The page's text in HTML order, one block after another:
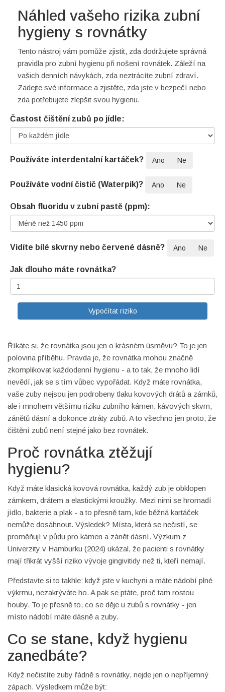
Náhled vašeho rizika zubní
hygieny s rovnátky
Tento nástroj vám pomůže zjistit, zda dodržujete správná
pravidla pro zubní hygienu při nošení rovnátek. Záleží na
vašich denních návykách, zda neztrácíte zubní zdraví.
Zadejte své informace a zjistěte, zda jste v bezpečí nebo
zda potřebujete zlepšit svou hygienu.
Častost čištění zubů po jídle:
Používáte interdentalní kartáček? Ano Ne
Používáte vodní čistič (Waterpik)? Ano Ne
Obsah fluoridu v zubní pastě (ppm):
Vidíte bílé skvrny nebo červené dásně? Ano Ne
Jak dlouho máte rovnátka?
Vypočítat riziko
Říkáte si, že rovnátka jsou jen o krásném úsměvu? To je jen
polovina příběhu. Pravda je, že rovnátka mohou značně
zkomplikovat každodenní hygienu - a to tak, že mnoho lidí
nevědí, jak se s tím vůbec vypořádat. Když máte rovnátka,
vaše zuby nejsou jen podrobeny tlaku kovových drátů a zámků,
ale i mnohem většímu riziku zubního kámen, kávových skvrn,
zánětů dásní a dokonce ztráty zubů. A to všechno jen proto, že
čištění zubů není stejné jako bez rovnátek.
Proč rovnátka ztěžují
hygienu?
Když máte klasická kovová rovnátka, každý zub je obklopen
zámkem, drátem a elastickými kroužky. Mezi nimi se hromadí
jídlo, bakterie a plak - a to přesně tam, kde běžná kartáček
nemůže dosáhnout. Výsledek? Místa, která se nečistí, se
proměňují v půdu pro kámen a zánět dásní. Výzkum z
Univerzity v Hamburku (2024) ukázal, že pacienti s rovnátky
mají třikrát vyšší riziko vývoje gingivitidy než ti, kteří nemají.
Představte si to takhle: když jste v kuchyni a máte nádobí plné
výkrmu, nezakrýváte ho. A pak se ptáte, proč tam rostou
houby. To je přesně to, co se děje u zubů s rovnátky - jen
místo nádobí máte dásně a zuby.
Co se stane, když hygienu
zanedbáte?
Když nečistíte zuby řádně s rovnátky, nejde jen o nepříjemný
zápach. Výsledkem může být: